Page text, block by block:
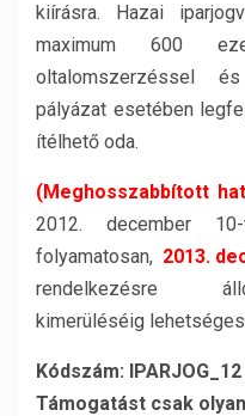
kiírásra. Hazai
maximum 600
oltalomszerzéssel
pályázat esetében
ítélhető oda.
(Meghosszabbított
2012. december
folyamatosan, 2013.
rendelkezésre
kimerüléséig
Kódszám: IPARJOG_12
Támogatást csak